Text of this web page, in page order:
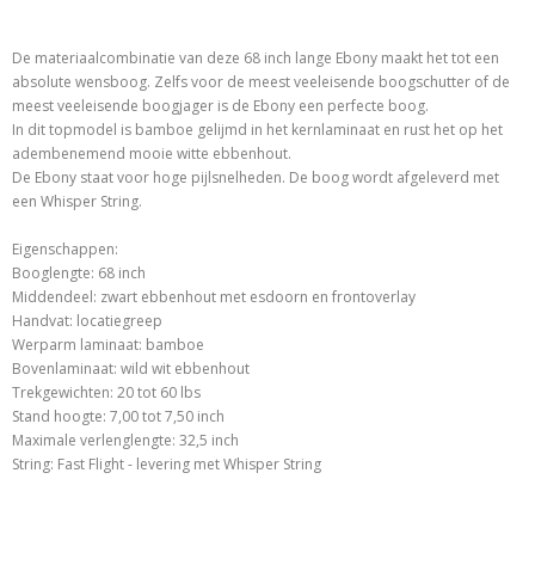
De materiaalcombinatie van deze 68 inch lange Ebony maakt het tot een
absolute wensboog. Zelfs voor de meest veeleisende boogschutter of de
meest veeleisende boogjager is de Ebony een perfecte boog.
In dit topmodel is bamboe gelijmd in het kernlaminaat en rust het op het
adembenemend mooie witte ebbenhout.
De Ebony staat voor hoge pijlsnelheden. De boog wordt afgeleverd met
een Whisper String.
Eigenschappen:
Booglengte: 68 inch
Middendeel: zwart ebbenhout met esdoorn en frontoverlay
Handvat: locatiegreep
Werparm laminaat: bamboe
Bovenlaminaat: wild wit ebbenhout
Trekgewichten: 20 tot 60 lbs
Stand hoogte: 7,00 tot 7,50 inch
Maximale verlenglengte: 32,5 inch
String: Fast Flight - levering met Whisper String